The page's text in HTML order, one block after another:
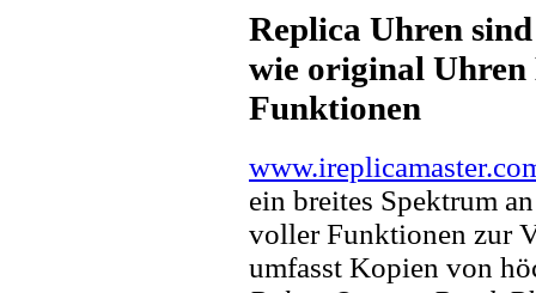
Replica Uhren
wie original Uhren
Funktionen
ein breites Spektrum
voller Funktionen zur
umfasst Kopien von